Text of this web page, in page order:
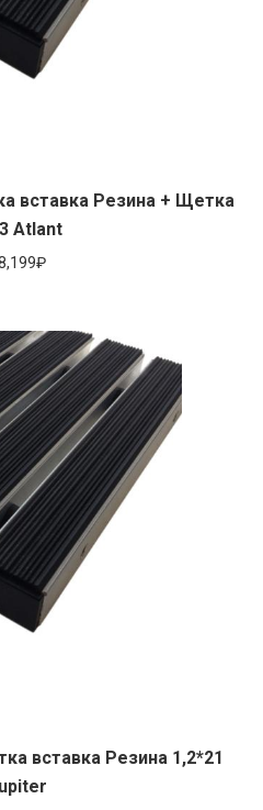
вставка Резина + Щетка
Atlant
₽
вставка Резина 1,2*21